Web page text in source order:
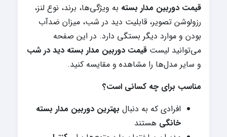
قیمت دوربین مدار بسته به ویژگی‌ها، برند، نوع لنز،
رزولوشن تصویر، قابلیت دید در شب، میزان ضدآب
بودن و موارد دیگر بستگی دارد. در این صفحه
می‌توانید لیست قیمت دوربین مدار بسته دید در شب
و سایر مدل‌ها را مشاهده و مقایسه کنید.
مناسب برای چه کسانی است؟
افرادی که به دنبال بهترین دوربین مدار بسته
خانگی هستند